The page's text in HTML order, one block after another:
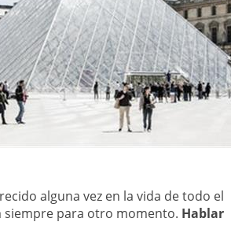
alguna vez en la vida de todo el
para otro momento. Hablar